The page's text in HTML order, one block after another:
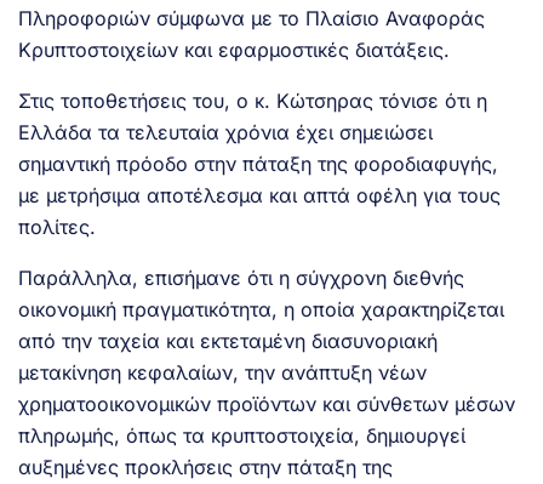
Πληροφοριών σύμφωνα με το Πλαίσιο Αναφοράς
Κρυπτοστοιχείων και εφαρμοστικές διατάξεις.
Στις τοποθετήσεις του, ο κ. Κώτσηρας τόνισε ότι η
Ελλάδα τα τελευταία χρόνια έχει σημειώσει
σημαντική πρόοδο στην πάταξη της φοροδιαφυγής,
με μετρήσιμα αποτέλεσμα και απτά οφέλη για τους
πολίτες.
Παράλληλα, επισήμανε ότι η σύγχρονη διεθνής
οικονομική πραγματικότητα, η οποία χαρακτηρίζεται
από την ταχεία και εκτεταμένη διασυνοριακή
μετακίνηση κεφαλαίων, την ανάπτυξη νέων
χρηματοοικονομικών προϊόντων και σύνθετων μέσων
πληρωμής, όπως τα κρυπτοστοιχεία, δημιουργεί
αυξημένες προκλήσεις στην πάταξη της